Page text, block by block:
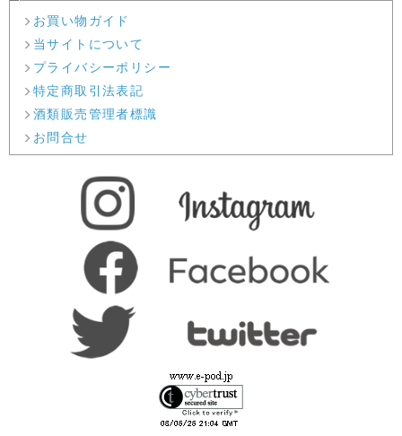
お買い物ガイド
当サイトについて
プライバシーポリシー
特定商取引法表記
酒類販売管理者標識
お問合せ